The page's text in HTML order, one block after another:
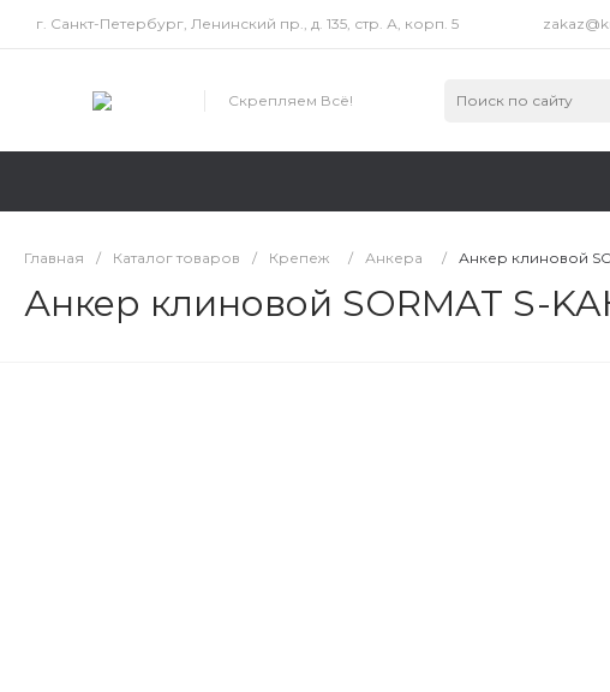
г. Санкт-Петербург, Ленинский пр., д. 135, стр. А, корп. 5
Скрепляем Всё!
Главная / Каталог товаров / Крепеж / Анкера / Анкер клиновой
Анкер клиновой SORMAT S-